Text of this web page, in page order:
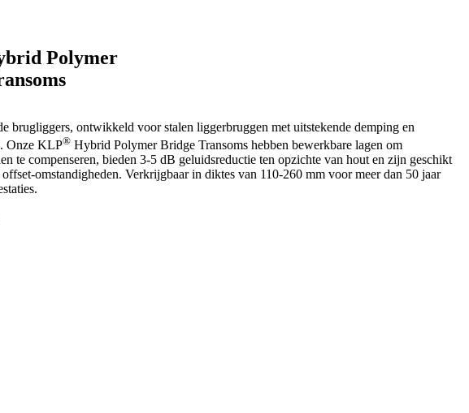
Polymer
brugliggers, ontwikkeld voor stalen liggerbruggen met uitstekende demping en
Onze KLP® Hybrid Polymer Bridge Transoms hebben bewerkbare lagen om
te compenseren, bieden 3-5 dB geluidsreductie ten opzichte van hout en zijn geschikt
omstandigheden. Verkrijgbaar in diktes van 110-260 mm voor meer dan 50 jaar